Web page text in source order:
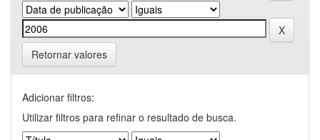
Retornar valores
Adicionar filtros:
Utilizar filtros para refinar o resultado de busca.